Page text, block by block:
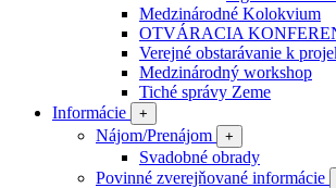
Medzinárodné Kolokvium
OTVÁRACIA
Verejné obstarávanie k
Medzinárodný workshop
Tiché správy Zeme
Informácie
+
Nájom/Prenájom +
Svadobné obrady
Povinné zverejňované informácie